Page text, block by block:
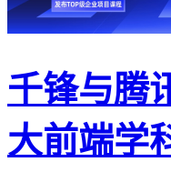
千锋与腾
大前端学